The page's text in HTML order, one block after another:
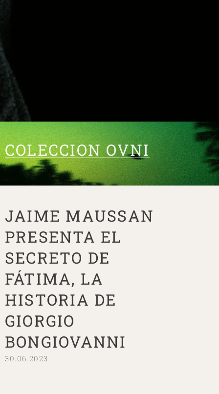
COLECCION OVNI
JAIME MAUSSAN
PRESENTA EL
SECRETO DE
FÁTIMA, LA
HISTORIA DE
GIORGIO
BONGIOVANNI
30.06.2023